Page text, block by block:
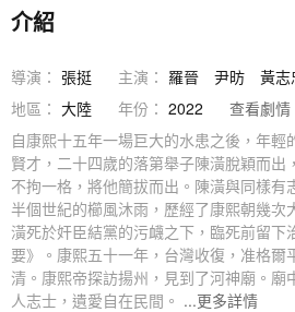
介紹
導演： 張挺 主演： 羅晉 尹昉 黃志
地區： 大陸 年份： 2022
查看劇情
自康熙十五年一場巨大的水患之後，年輕
賢才，二十四歲的落第舉子陳潢脫穎而出
不拘一格，將他簡拔而出。陳潢與同樣有
半個世紀的櫛風沐雨，歷經了康熙朝幾次
潢死於奸臣結黨的污衊之下，臨死前留
要》。康熙五十一年，台灣收復，准格爾
清。康熙帝探訪揚州，見到了河神廟。廟
人志士，遺愛自在民間。 ...更多詳情